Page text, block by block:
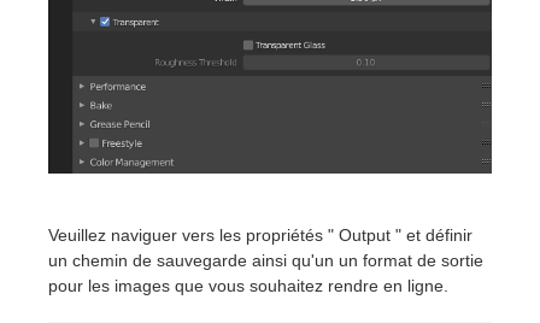
Veuillez naviguer vers les propriétés " Output " et définir
un chemin de sauvegarde ainsi qu'un un format de sortie
pour les images que vous souhaitez rendre en ligne.